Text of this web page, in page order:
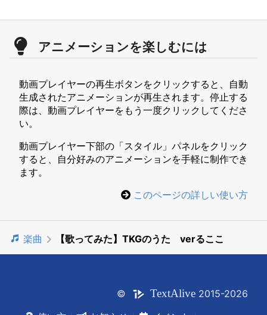
アニメーションを楽しむには
動画プレイヤーの再生ボタンをクリックすると、自動
生成されたアニメーションが再生されます。停止する
際は、動画プレイヤーをもう一度クリックしてくださ
い。
動画プレイヤー下部の「スタイル」パネルをクリック
すると、自分好みのアニメーションを手軽に制作でき
ます。
このページの詳しい使い方
楽曲 【歌ってみた】TKGのうた verるここ
© TextAlive 2015-2026